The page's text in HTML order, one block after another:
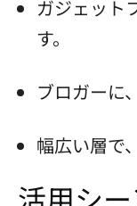
ガジェット
す。
ブロガーに
幅広い層で